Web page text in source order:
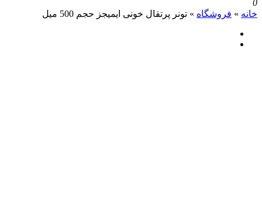
» تونر پرتقال خونی ایمیجز حجم 500 میل